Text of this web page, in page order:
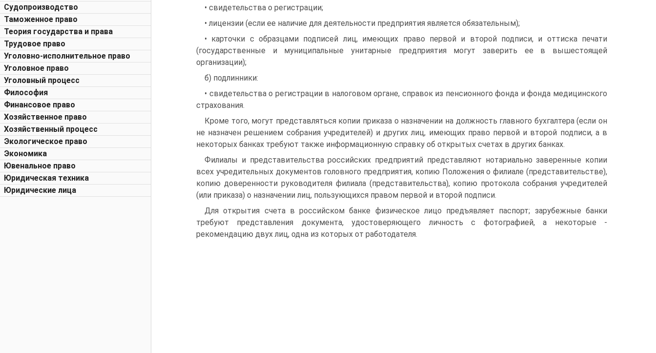
Судопроизводство
Таможенное право
Теория государства и права
Трудовое право
Уголовно-исполнительное право
Уголовное право
Уголовный процесс
Философия
Финансовое право
Хозяйственное право
Хозяйственный процесс
Экологическое право
Экономика
Ювенальное право
Юридическая техника
Юридические лица
• свидетельства о регистрации;
• лицензии (если ее наличие для деятельности предприятия является обязательным);
• карточки с образцами подписей лиц, имеющих право первой и второй подписи, и оттиска печати
(государственные и муниципальные унитарные предприятия могут заверить ее в вышестоящей
организации);
б) подлинники:
• свидетельства о регистрации в налоговом органе, справок из пенсионного фонда и фонда медицинского
страхования.
Кроме того, могут представляться копии приказа о назначении на должность главного бухгалтера (если он
не назначен решением собрания учредителей) и других лиц, имеющих право первой и второй подписи, а в
некоторых банках требуют также информационную справку об открытых счетах в других банках.
Филиалы и представительства российских предприятий представляют нотариально заверенные копии
всех учредительных документов головного предприятия, копию Положения о филиале (представительстве),
копию доверенности руководителя филиала (представительства), копию протокола собрания учредителей
(или приказа) о назначении лиц, пользующихся правом первой и второй подписи.
Для открытия счета в российском банке физическое лицо предъявляет паспорт; зарубежные банки
требуют представления документа, удостоверяющего личность с фотографией, а некоторые -
рекомендацию двух лиц, одна из которых от работодателя.